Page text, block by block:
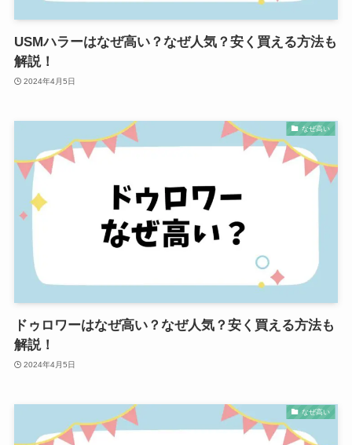
USMハラーはなぜ高い？なぜ人気？安く買える方法も
解説！
2024年4月5日
なぜ高い
ドゥロワーはなぜ高い？なぜ人気？安く買える方法も
解説！
2024年4月5日
なぜ高い